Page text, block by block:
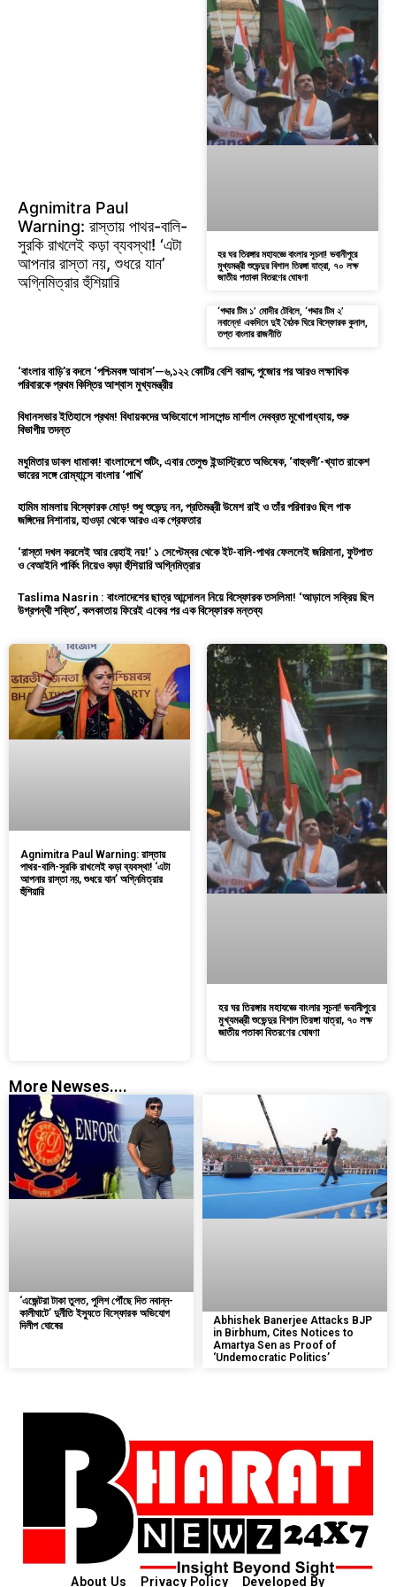
Agnimitra Paul
Warning: রাস্তায় পাথর-বালি-
সুরকি রাখলেই কড়া ব্যবস্থা! ‘এটা
আপনার রাস্তা নয়, শুধরে যান’
অগ্নিমিত্রার হুঁশিয়ারি
হর ঘর তিরঙ্গার মহাযজ্ঞে বাংলার সূচনা! ভবানীপুরে
মুখ্যমন্ত্রী শুভেন্দুর বিশাল তিরঙ্গা যাত্রা, ৭০ লক্ষ
জাতীয় পতাকা বিতরণের ঘোষণা
‘গদ্দার টিম ১’ মোদীর টেবিলে, ‘গদ্দার টিম ২’
নবান্নে! একদিনে দুই বৈঠক ঘিরে বিস্ফোরক কুনাল,
তপ্ত বাংলার রাজনীতি
‘বাংলার বাড়ি’র বদলে ‘পশ্চিমবঙ্গ আবাস’—৬,১২২ কোটির বেশি বরাদ্দ, পুজোর পর আরও লক্ষাধিক
পরিবারকে প্রথম কিস্তির আশ্বাস মুখ্যমন্ত্রীর
বিধানসভার ইতিহাসে প্রথম! বিধায়কদের অভিযোগে সাসপেন্ড মার্শাল দেবব্রত মুখোপাধ্যায়, শুরু
বিভাগীয় তদন্ত
মধুমিতার ডাবল ধামাকা! বাংলাদেশে শুটিং, এবার তেলুগু ইন্ডাস্ট্রিতে অভিষেক, ‘বাহুবলী’-খ্যাত রাকেশ
ভারের সঙ্গে রোম্যান্সে বাংলার ‘পাখি’
হামিম মামলায় বিস্ফোরক মোড়! শুধু শুভেন্দু নন, প্রতিমন্ত্রী উমেশ রাই ও তাঁর পরিবারও ছিল পাক
জঙ্গিদের নিশানায়, হাওড়া থেকে আরও এক গ্রেফতার
‘রাস্তা দখল করলেই আর রেহাই নয়!’ ১ সেপ্টেম্বর থেকে ইট-বালি-পাথর ফেললেই জরিমানা, ফুটপাত
ও বেআইনি পার্কিং নিয়েও কড়া হুঁশিয়ারি অগ্নিমিত্রার
Taslima Nasrin : বাংলাদেশের ছাত্র আন্দোলন নিয়ে বিস্ফোরক তসলিমা! ‘আড়ালে সক্রিয় ছিল
উগ্রপন্থী শক্তি’, কলকাতায় ফিরেই একের পর এক বিস্ফোরক মন্তব্য
Agnimitra Paul Warning: রাস্তায়
পাথর-বালি-সুরকি রাখলেই কড়া ব্যবস্থা! ‘এটা
আপনার রাস্তা নয়, শুধরে যান’ অগ্নিমিত্রার
হুঁশিয়ারি
হর ঘর তিরঙ্গার মহাযজ্ঞে বাংলার সূচনা! ভবানীপুরে
মুখ্যমন্ত্রী শুভেন্দুর বিশাল তিরঙ্গা যাত্রা, ৭০ লক্ষ
জাতীয় পতাকা বিতরণের ঘোষণা
More Newses....
‘এজেন্টরা টাকা তুলত, পুলিশ পৌঁছে দিত নবান্ন-
কালীঘাটে’ দুর্নীতি ইস্যুতে বিস্ফোরক অভিযোগ
দিলীপ ঘোষের
Abhishek Banerjee Attacks BJP
in Birbhum, Cites Notices to
Amartya Sen as Proof of
‘Undemocratic Politics’
About Us Privacy Policy Developed By